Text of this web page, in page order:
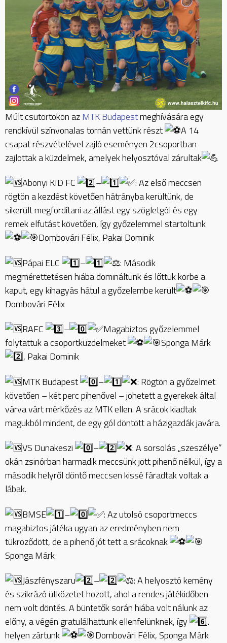
Múlt csütörtökön azMTK Budapestmeghívására egy
rendkívül színvonalas tornán vettünk részt
A 14
csapat részvételével zajló eseményen 2csoportban
zajlottak a küzdelmek, amelyek helyosztóval zárultak
Abonyi KID FC
–
: Az első meccsen
rögtön a kezdést követően hátrányba kerültünk, de
sikerült megfordítani az állást egy szögletgól és egy
remek elfutást követően, így győzelemmel startoltunk
Dombovári Félix, Pakai Dominik
Pápai ELC
–
: Második
megmérettetésen hiába domináltunk és lőttük körbe a
kaput, egy kihagyás hátul a győzelembe került
Dombovári Félix
RAFC
–
Magabiztos győzelemmel
folytattuk a csoportküzdelmeket
Sponga Márk
, Pakai Dominik
MTK Budapest
–
: Rögtön a győzelmet
követően – két perc pihenővel – jöhetett a gyerekek által
várva várt mérkőzés az MTK ellen. A srácok kiadtak
magukból mindent, de egy gól döntött a házigazdák javára.
VS Dunakeszi
–
: A sorsolás „szeszélye”
okán zsinórban harmadik meccsünk jött pihenő nélkül, így a
második helyről döntő meccsen kissé fáradtak voltak a
lábak.
BMSE
–
: Az utolsó csoportmeccs
magabiztos játéka ugyan az eredményben nem
tükröződött, de a pihenő jót tett a srácoknak
Sponga Márk
Jászfényszaru
–
: A helyosztó kemény
és szikrázó ütközetet hozott, ahol a rendes játékidőben
nem volt döntés. A büntetők során hiába volt nálunk az
előny, a végén gratulálhattunk ellenfelünknek, így
.
helyen zártunk
Dombovári Félix, Sponga Márk